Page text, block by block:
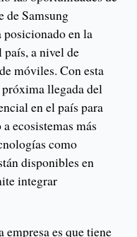
de Samsung
posicionado en la
país, a nivel de
móviles. Con esta
llegada del
en el país para
ecosistemas más
como
disponibles en
integrar
empresa es que tiene